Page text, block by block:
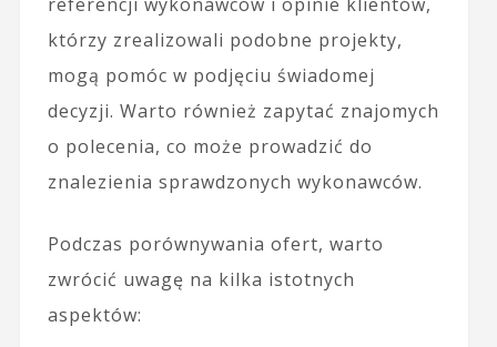
referencji wykonawców i opinie klientów,
którzy zrealizowali podobne projekty,
mogą pomóc w podjęciu świadomej
decyzji. Warto również zapytać znajomych
o polecenia, co może prowadzić do
znalezienia sprawdzonych wykonawców.
Podczas porównywania ofert, warto
zwrócić uwagę na kilka istotnych
aspektów: